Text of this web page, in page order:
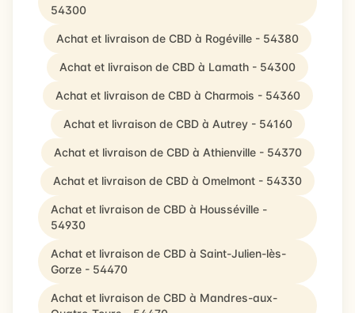
54300
Achat et livraison de CBD à Rogéville - 54380
Achat et livraison de CBD à Lamath - 54300
Achat et livraison de CBD à Charmois - 54360
Achat et livraison de CBD à Autrey - 54160
Achat et livraison de CBD à Athienville - 54370
Achat et livraison de CBD à Omelmont - 54330
Achat et livraison de CBD à Housséville -
54930
Achat et livraison de CBD à Saint-Julien-lès-
Gorze - 54470
Achat et livraison de CBD à Mandres-aux-